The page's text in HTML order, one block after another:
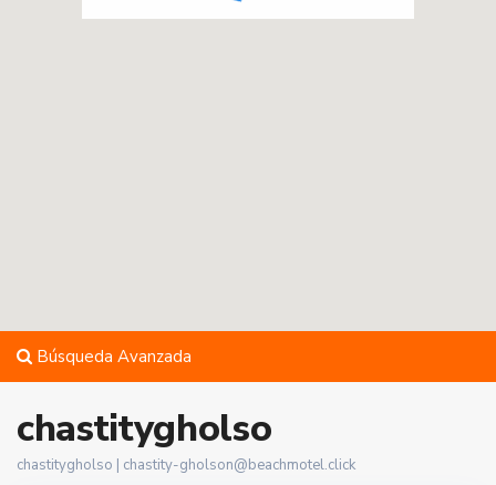
Búsqueda Avanzada
chastitygholso
chastitygholso | chastity-gholson@beachmotel.click